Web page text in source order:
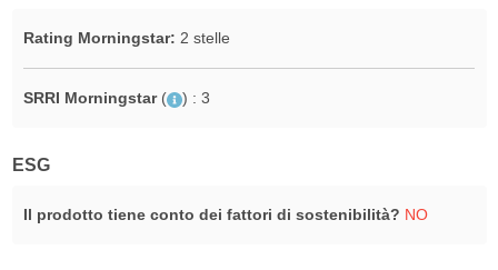
Rating Morningstar: 2 stelle
SRRI Morningstar ( ) : 3
ESG
Il prodotto tiene conto dei fattori di sostenibilità? NO